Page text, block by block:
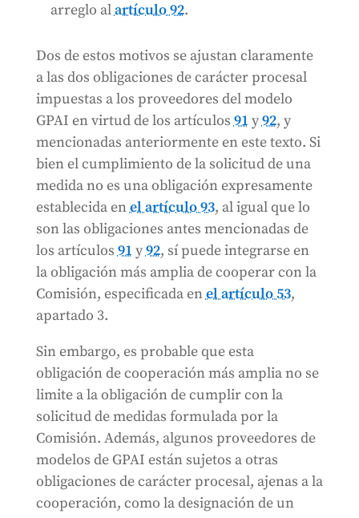
arreglo alartículo 92.
Dos de estos motivos se ajustan claramente
a las dos obligaciones de carácter procesal
impuestas a los proveedores del modelo
GPAI en virtud de los artículos91y92, y
mencionadas anteriormente en este texto. Si
bien el cumplimiento de la solicitud de una
medida no es una obligación expresamente
establecida enel artículo 93, al igual que lo
son las obligaciones antes mencionadas de
los artículos91y92, sí puede integrarse en
la obligación más amplia de cooperar con la
Comisión, especificada enel artículo 53,
apartado 3.
Sin embargo, es probable que esta
obligación de cooperación más amplia no se
limite a la obligación de cumplir con la
solicitud de medidas formulada por la
Comisión. Además, algunos proveedores de
modelos de GPAI están sujetos a otras
obligaciones de carácter procesal, ajenas a la
cooperación, como la designación de un